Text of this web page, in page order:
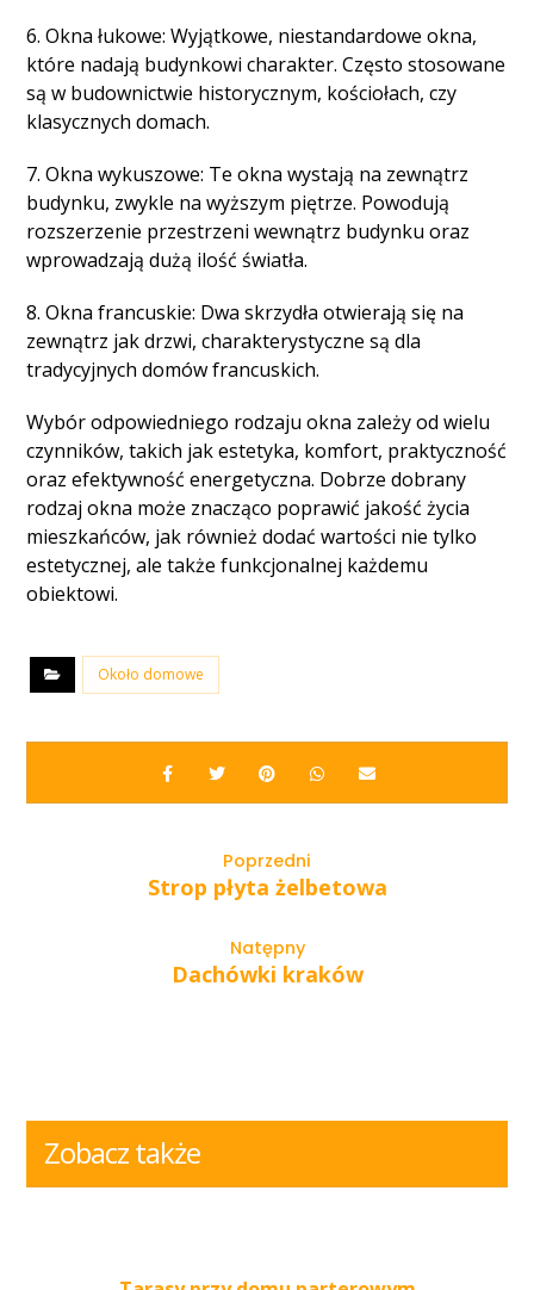
6. Okna łukowe: Wyjątkowe, niestandardowe okna,
które nadają budynkowi charakter. Często stosowane
są w budownictwie historycznym, kościołach, czy
klasycznych domach.
7. Okna wykuszowe: Te okna wystają na zewnątrz
budynku, zwykle na wyższym piętrze. Powodują
rozszerzenie przestrzeni wewnątrz budynku oraz
wprowadzają dużą ilość światła.
8. Okna francuskie: Dwa skrzydła otwierają się na
zewnątrz jak drzwi, charakterystyczne są dla
tradycyjnych domów francuskich.
Wybór odpowiedniego rodzaju okna zależy od wielu
czynników, takich jak estetyka, komfort, praktyczność
oraz efektywność energetyczna. Dobrze dobrany
rodzaj okna może znacząco poprawić jakość życia
mieszkańców, jak również dodać wartości nie tylko
estetycznej, ale także funkcjonalnej każdemu
obiektowi.
Około domowe
Poprzedni
Strop płyta żelbetowa
Natępny
Dachówki kraków
Zobacz także